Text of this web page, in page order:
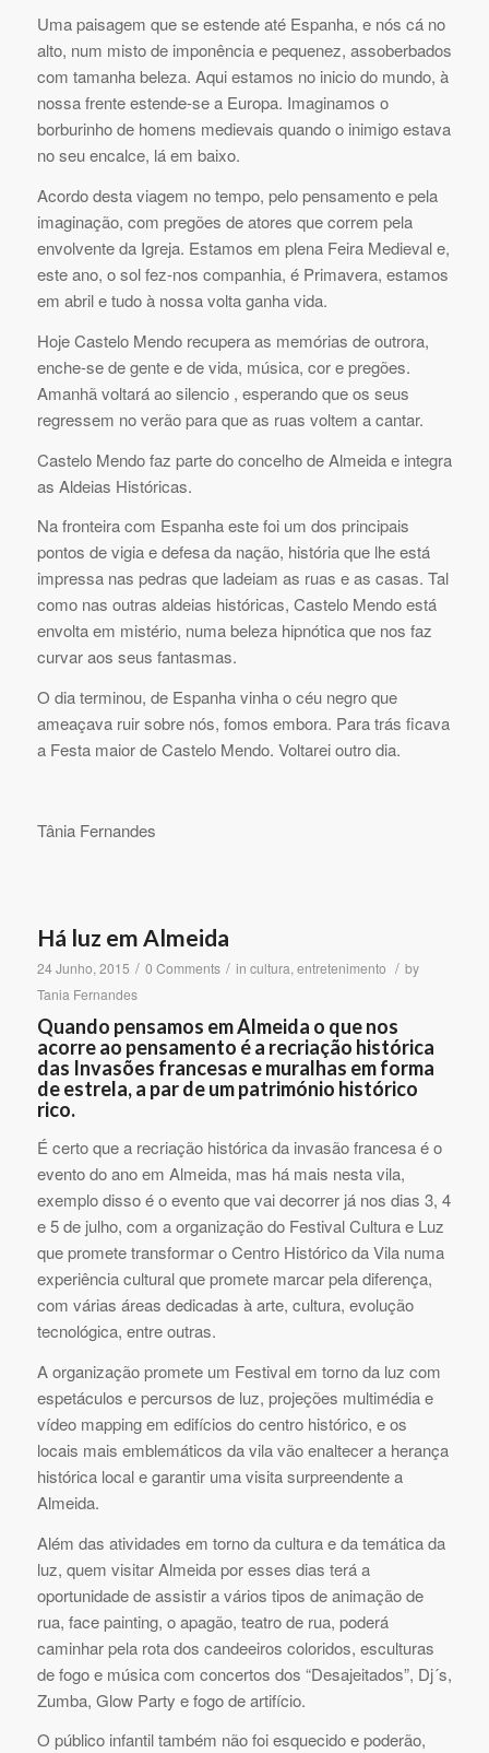
Uma paisagem que se estende até Espanha, e nós cá no
alto, num misto de imponência e pequenez, assoberbados
com tamanha beleza. Aqui estamos no inicio do mundo, à
nossa frente estende-se a Europa. Imaginamos o
borburinho de homens medievais quando o inimigo estava
no seu encalce, lá em baixo.
Acordo desta viagem no tempo, pelo pensamento e pela
imaginação, com pregões de atores que correm pela
envolvente da Igreja. Estamos em plena Feira Medieval e,
este ano, o sol fez-nos companhia, é Primavera, estamos
em abril e tudo à nossa volta ganha vida.
Hoje Castelo Mendo recupera as memórias de outrora,
enche-se de gente e de vida, música, cor e pregões.
Amanhã voltará ao silencio , esperando que os seus
regressem no verão para que as ruas voltem a cantar.
Castelo Mendo faz parte do concelho de Almeida e integra
as Aldeias Históricas.
Na fronteira com Espanha este foi um dos principais
pontos de vigia e defesa da nação, história que lhe está
impressa nas pedras que ladeiam as ruas e as casas. Tal
como nas outras aldeias históricas, Castelo Mendo está
envolta em mistério, numa beleza hipnótica que nos faz
curvar aos seus fantasmas.
O dia terminou, de Espanha vinha o céu negro que
ameaçava ruir sobre nós, fomos embora. Para trás ficava
a Festa maior de Castelo Mendo. Voltarei outro dia.
Tânia Fernandes
Há luz em Almeida
24 Junho, 2015 / 0 Comments / in cultura, entretenimento / by
Tania Fernandes
Quando pensamos em Almeida o que nos
acorre ao pensamento é a recriação histórica
das Invasões francesas e muralhas em forma
de estrela, a par de um património histórico
rico.
É certo que a recriação histórica da invasão francesa é o
evento do ano em Almeida, mas há mais nesta vila,
exemplo disso é o evento que vai decorrer já nos dias 3, 4
e 5 de julho, com a organização do Festival Cultura e Luz
que promete transformar o Centro Histórico da Vila numa
experiência cultural que promete marcar pela diferença,
com várias áreas dedicadas à arte, cultura, evolução
tecnológica, entre outras.
A organização promete um Festival em torno da luz com
espetáculos e percursos de luz, projeções multimédia e
vídeo mapping em edifícios do centro histórico, e os
locais mais emblemáticos da vila vão enaltecer a herança
histórica local e garantir uma visita surpreendente a
Almeida.
Além das atividades em torno da cultura e da temática da
luz, quem visitar Almeida por esses dias terá a
oportunidade de assistir a vários tipos de animação de
rua, face painting, o apagão, teatro de rua, poderá
caminhar pela rota dos candeeiros coloridos, esculturas
de fogo e música com concertos dos “Desajeitados”, Dj´s,
Zumba, Glow Party e fogo de artifício.
O público infantil também não foi esquecido e poderão,